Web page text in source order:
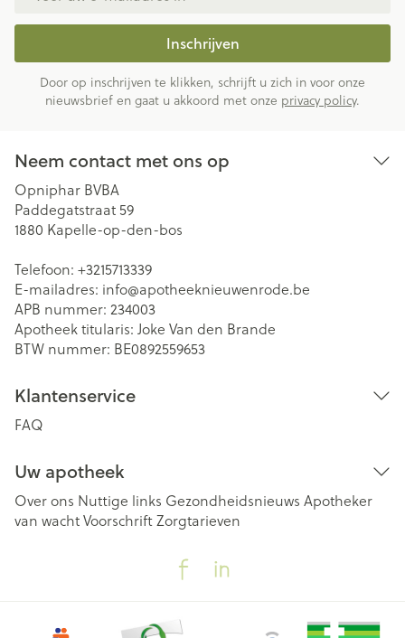
Inschrijven
Door op inschrijven te klikken, schrijft u zich in voor onze
nieuwsbrief en gaat u akkoord met onze privacy policy.
Neem contact met ons op
Opniphar BVBA
Paddegatstraat 59
1880 Kapelle-op-den-bos
Telefoon: +3215713339
E-mailadres: info@apotheeknieuwenrode.be
APB nummer: 234003
Apotheek titularis: Joke Van den Brande
BTW nummer: BE0892559653
Klantenservice
FAQ
Uw apotheek
Over ons Nuttige links Gezondheidsnieuws Apotheker
van wachtVoorschriftZorgtarieven